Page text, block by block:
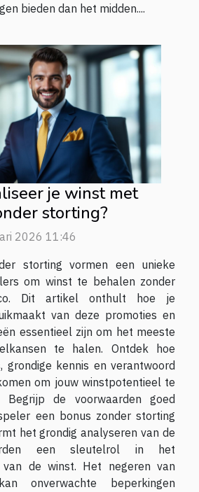
bieden dan het midden....
je winst met
storting?
2026 11:46
storting vormen een unieke
om winst te behalen zonder
Dit artikel onthult hoe je
van deze promoties en
essentieel zijn om het meeste
te halen. Ontdek hoe
grondige kennis en verantwoord
om jouw winstpotentieel te
Begrijp de voorwaarden goed
een bonus zonder storting
het grondig analyseren van de
een sleutelrol in het
van de winst. Het negeren van
onverwachte beperkingen